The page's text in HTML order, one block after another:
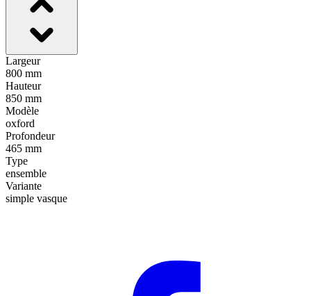
Largeur
800 mm
Hauteur
850 mm
Modèle
oxford
Profondeur
465 mm
Type
ensemble
Variante
simple vasque